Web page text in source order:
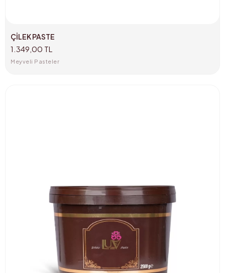
ÇİLEK PASTE
1.349,00 TL
Meyveli Pasteler